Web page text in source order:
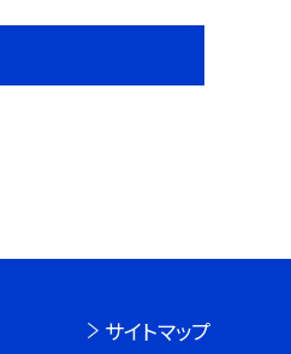
サイトマップ